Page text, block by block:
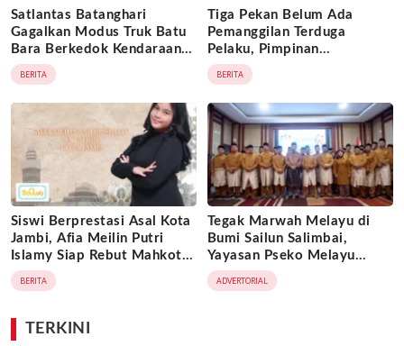
Satlantas Batanghari
Gagalkan Modus Truk Batu
Bara Berkedok Kendaraan
Ekspedisi, Celah
Pengawasan Diduga
Dimanfaatkan Oknum
BERITA
Tiga Pekan Belum Ada
Pemanggilan Terduga
Pelaku, Pimpinan
Tajam24jam.com Minta
Atensi Langsung Kapolda
Jambi
BERITA
Siswi Berprestasi Asal Kota
Jambi, Afia Meilin Putri
Islamy Siap Rebut Mahkota
Putri Jambi 2026
BERITA
Tegak Marwah Melayu di
Bumi Sailun Salimbai,
Yayasan Pseko Melayu
Jambi Resmi Dikukuhkan:
Satukan Adat, Jaga Warisan
ADVERTORIAL
TERKINI